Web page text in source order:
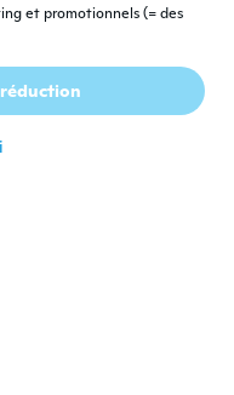
et promotionnels (= des